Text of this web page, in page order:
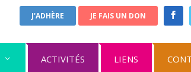
J'ADHÈRE JE FAIS UN DON
ACTIVITÉS LIENS